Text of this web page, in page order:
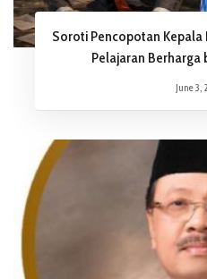
Soroti Pencopotan Kepala
Pelajaran Berharga
June